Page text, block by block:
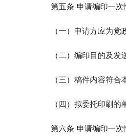
第五条 申请编印一次
（一）申请方应为
（二）编印目的及
（三）稿件内容符合
（四）拟委托印刷的
第六条 申请编印一次